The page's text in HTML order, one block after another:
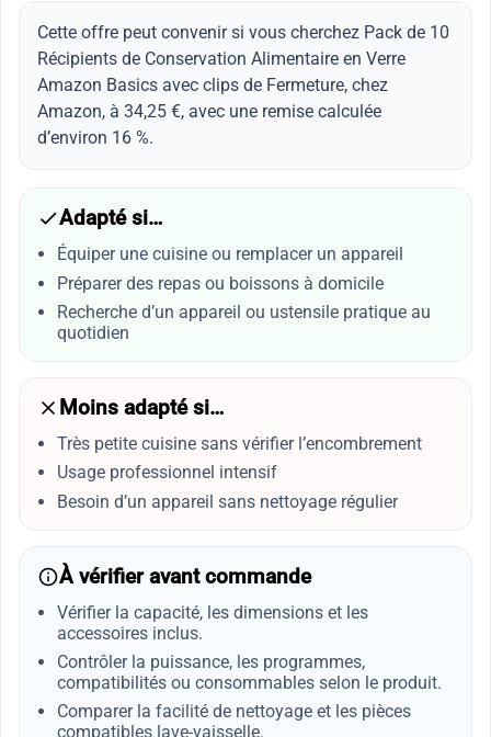
Cette offre peut convenir si vous cherchez Pack de 10
Récipients de Conservation Alimentaire en Verre
Amazon Basics avec clips de Fermeture, chez
Amazon, à 34,25 €, avec une remise calculée
d’environ 16 %.
Adapté si…
Équiper une cuisine ou remplacer un appareil
Préparer des repas ou boissons à domicile
Recherche d’un appareil ou ustensile pratique au
quotidien
Moins adapté si…
Très petite cuisine sans vérifier l’encombrement
Usage professionnel intensif
Besoin d’un appareil sans nettoyage régulier
À vérifier avant commande
Vérifier la capacité, les dimensions et les
accessoires inclus.
Contrôler la puissance, les programmes,
compatibilités ou consommables selon le produit.
Comparer la facilité de nettoyage et les pièces
compatibles lave-vaisselle.